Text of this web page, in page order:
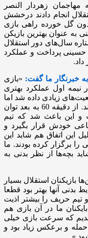
زهردار النصر
انجام دادند درخشش
گل خورده راهی بازی
عنوان بهترین بازیکن
سال‌های دور استقلال
حسینی پرداخت و عملکرد
داد.
خبرنگار ما گفت: «بازی
نیمه اول عملکرد بهتری
زیادی داده شد اما
بازیکنان ما واقعا با جان و دل بازی کردند. از دقیقه 60 به بعد توان
و این باعث شد که تیم
خودش قرار بگیرد و
این اتفاق هم شاید این
برگزار کرده بودند. ما
بچه‌ها از نظر بدنی به
بازیکنان استقلال بسیار
بدنی آنها بهتر بود قطعا
تیم حریف را بیشتر اذیت
ما در آن بازی هم
که سرعت بازی خیلی
حمله و برعکس زیاد بود و